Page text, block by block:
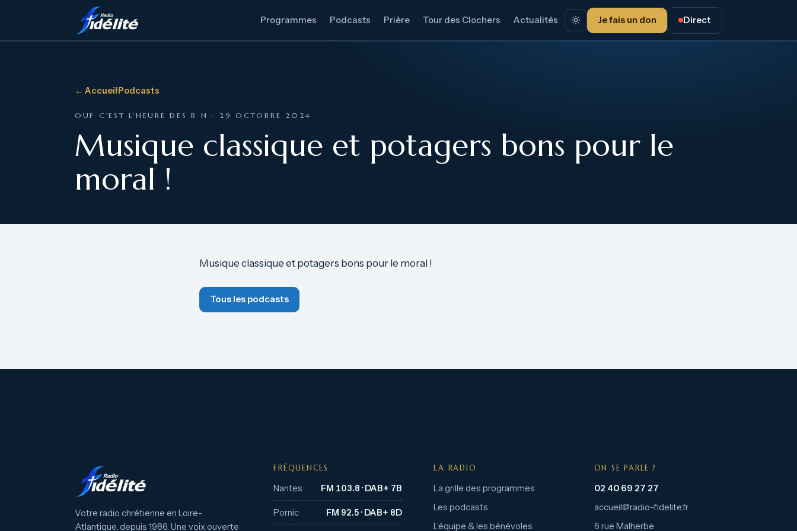
Programmes Podcasts Prière Tour des Clochers Actualités Je fais un don Direct
← Accueil·Podcasts
OUF C'EST L'HEURE DES B N · 29 OCTOBRE 2024
Musique classique et potagers bons pour le
moral !
Musique classique et potagers bons pour le moral !
Tous les podcasts
Votre radio chrétienne en Loire-
Atlantique, depuis 1986. Une voix ouverte
FRÉQUENCES
Nantes FM 103.8 · DAB+ 7B
Pornic FM 92.5 · DAB+ 8D
LA RADIO
La grille des programmes
Les podcasts
L’équipe & les bénévoles
ON SE PARLE ?
02 40 69 27 27
accueil@radio-fidelite.fr
6 rue Malherbe